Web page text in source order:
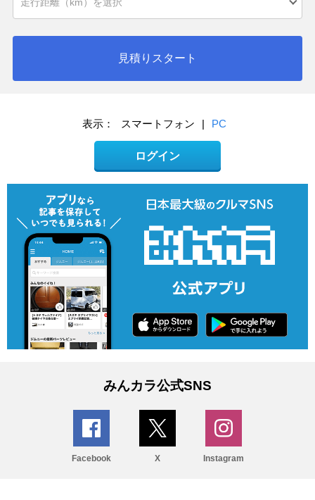
見積りスタート
表示： スマートフォン | PC
ログイン
みんカラ公式SNS
Facebook X Instagram